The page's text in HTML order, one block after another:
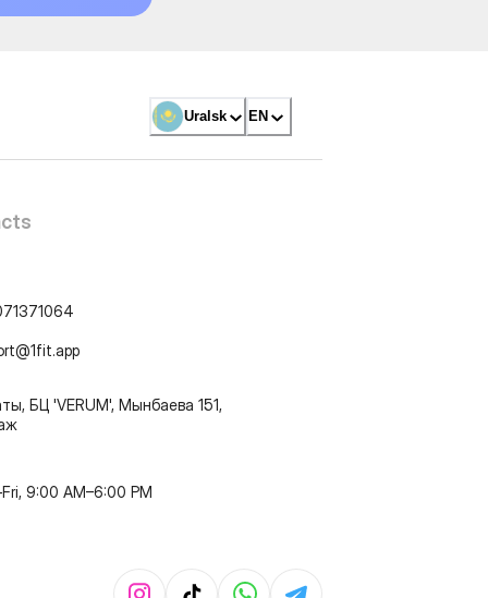
Uralsk EN
БЦ 'VERUM', Мынбаева 151,
9:00 AM–6:00 PM